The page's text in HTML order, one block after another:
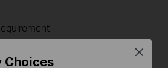
Choices
Close